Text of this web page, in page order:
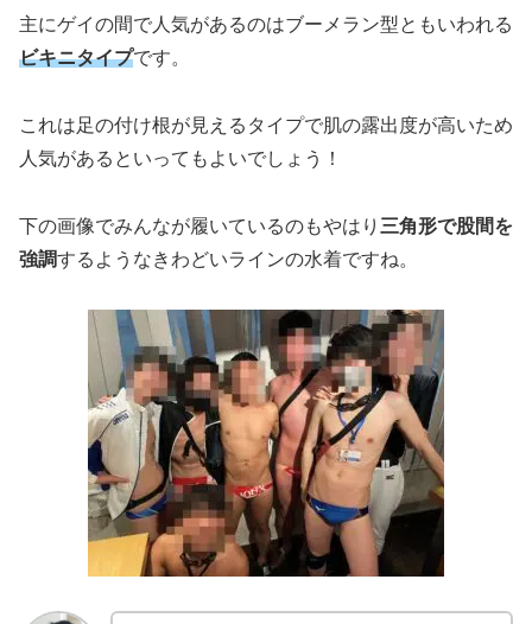
主にゲイの間で人気があるのはブーメラン型ともいわれる
ビキニタイプです。
これは足の付け根が見えるタイプで肌の露出度が高いため
人気があるといってもよいでしょう！
下の画像でみんなが履いているのもやはり 三角形で股間を
強調するようなきわどいラインの水着ですね。